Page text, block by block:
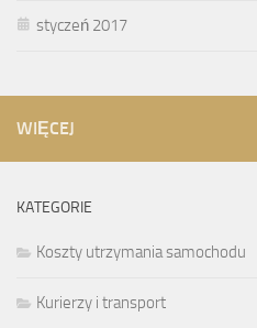
styczeń 2017
WIĘCEJ
KATEGORIE
Koszty utrzymania samochodu
Kurierzy i transport